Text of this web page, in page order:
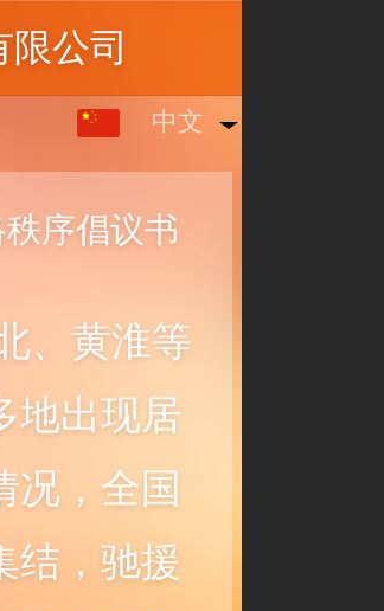
公司
中文
中文
序倡议书
、黄淮等
地出现居
况，全国
结，驰援